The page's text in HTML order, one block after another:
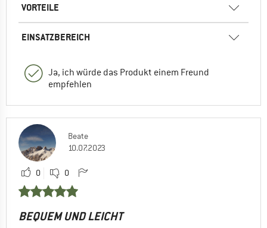
VORTEILE
EINSATZBEREICH
Ja, ich würde das Produkt einem Freund
empfehlen
Beate
10.07.2023
0 0
BEQUEM UND LEICHT